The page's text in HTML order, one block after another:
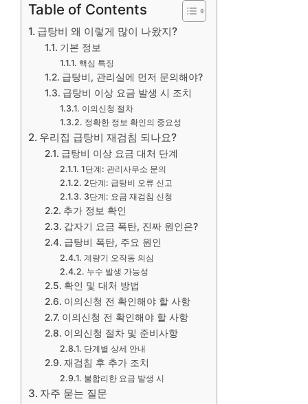
Table of Contents
급탕비 왜 이렇게 많이 나왔지?
기본 정보
핵심 특징
급탕비, 관리실에 먼저 문의해야?
급탕비 이상 요금 발생 시 조치
이의신청 절차
정확한 정보 확인의 중요성
우리집 급탕비 재검침 되나요?
급탕비 이상 요금 대처 단계
1단계: 관리사무소 문의
2단계: 급탕비 오류 신고
3단계: 요금 재검침 신청
추가 정보 확인
갑자기 요금 폭탄, 진짜 원인은?
급탕비 폭탄, 주요 원인
계량기 오작동 의심
누수 발생 가능성
확인 및 대처 방법
이의신청 전 확인해야 할 사항
이의신청 전 확인해야 할 사항
이의신청 절차 및 준비사항
단계별 상세 안내
재검침 후 추가 조치
불합리한 요금 발생 시
자주 묻는 질문